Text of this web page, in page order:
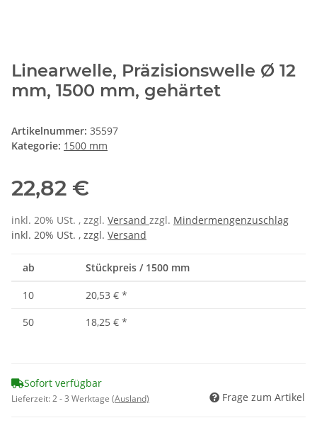
Linearwelle, Präzisionswelle Ø 12
mm, 1500 mm, gehärtet
Artikelnummer: 35597
Kategorie: 1500 mm
22,82 €
inkl. 20% USt. , zzgl. Versand zzgl. Mindermengenzuschlag
inkl. 20% USt. , zzgl. Versand
ab Stückpreis / 1500 mm
10 20,53 € *
50
18,25 € *
Sofort verfügbar
Lieferzeit:2 - 3 Werktage (Ausland) Frage zum Artikel